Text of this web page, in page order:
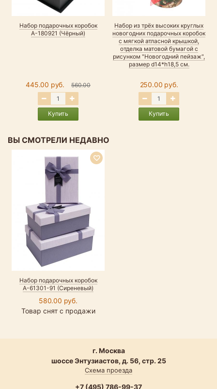
Набор подарочных коробок
А-180921 (Чёрный)
445.00 руб. 560.00
Купить
Набор из трёх высоких круглых
новогодних подарочных коробок
с мягкой атласной крышкой,
отделка матовой бумагой с
рисунком "Новогодний пейзаж",
размер d14*h18,5 см.
250.00 руб.
Купить
ВЫ СМОТРЕЛИ НЕДАВНО
Набор подарочных коробок
А-61301-91 (Сиреневый)
580.00 руб.
Товар снят с продажи
г. Москва
шоссе Энтузиастов, д. 56, стр. 25
Схема проезда
+7 (495) 786-99-37